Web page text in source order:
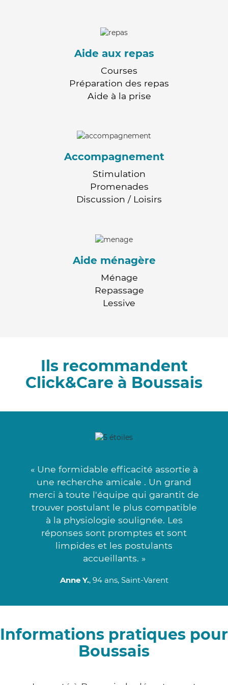
Aide aux repas
Courses
Préparation des repas
Aide à la prise
Accompagnement
Stimulation
Promenades
Discussion / Loisirs
Aide ménagère
Ménage
Repassage
Lessive
Ils recommandent
Click&Care à Boussais
« Une formidable efficacité assortie à
une recherche amicale . Un grand
merci à toute l'équipe qui garantit de
trouver postulant le plus compatible
à la physiologie soulignée. Les
réponses sont promptes et sont
limpides et les postulants
accueillants. »
Anne Y., 94 ans, Saint-Varent
Informations pratiques pour
Boussais